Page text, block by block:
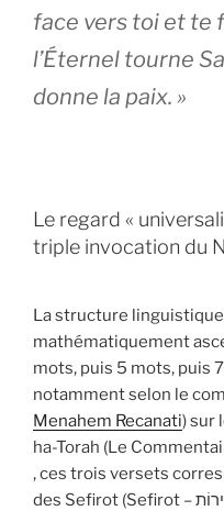
face vers toi et te
l’Éternel tourne
donne la paix. »
Le regard «
triple invocation du
La structure
mathématiquement
mots, puis 5 mots, puis
notamment selon le
Menahem Recanati) sur
ha-Torah (Le
, ces trois versets